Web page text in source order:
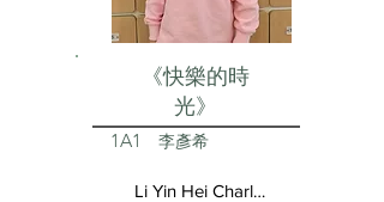
《快樂的時
光》
1A1 李彥希
Li Yin Hei Charlotte